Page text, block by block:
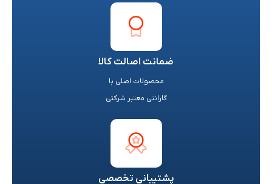
ضمانت اصالت کالا
محصولات اصلی با
گارانتی معتبر شرکتی
پشتیبانی تخصصی